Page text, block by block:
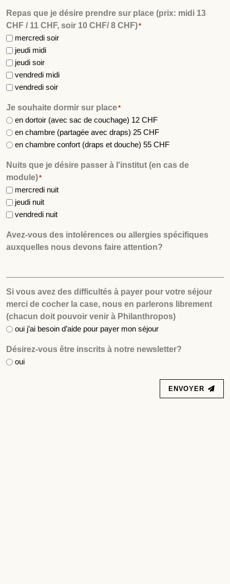
Repas que je désire prendre sur place (prix: midi 13
CHF / 11 CHF, soir 10 CHF/ 8 CHF)*
mercredi soir
jeudi midi
jeudi soir
vendredi midi
vendredi soir
Je souhaite dormir sur place*
en dortoir (avec sac de couchage) 12 CHF
en chambre (partagée avec draps) 25 CHF
en chambre confort (draps et douche) 55 CHF
Nuits que je désire passer à l'institut (en cas de
module)*
mercredi nuit
jeudi nuit
vendredi nuit
Avez-vous des intolérences ou allergies spécifiques
auxquelles nous devons faire attention?
Si vous avez des difficultés à payer pour votre séjour
merci de cocher la case, nous en parlerons librement
(chacun doit pouvoir venir à Philanthropos)
oui j’ai besoin d’aide pour payer mon séjour
Désirez-vous être inscrits à notre newsletter?
oui
ENVOYER